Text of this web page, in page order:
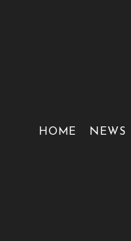
HOME NEWS